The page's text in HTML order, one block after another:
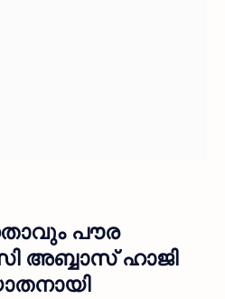
പൗര
അബ്ബാസ് ഹാജി